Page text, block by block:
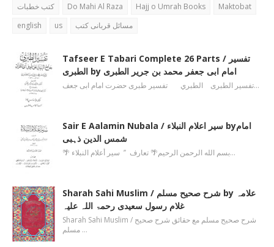
کتب خطبات
Do Mahi Al Raza Hajj o Umrah Books
Maktobat
english
us مسائل قربانی کتب
Tafseer E Tabari Complete 26 Parts / تفسیر
الطبری by امام ابی جعفر محمد بن جریر الطبری
تفسیر الطبری الطبري تفسیر طبری حضرت امام ابی جعف…
Sair E Aalamin Nubala / سیر اعلام النبلاء byامام
شمس الدین ذہبی
🌴 بسم الله الرحمن الرحیم🌴 تعارف ’’ سیر أعلام النبلاء…
Sharah Sahi Muslim / شرح صحیح مسلم by علامہ
غلام رسول سعیدی رحمۃ اللہ علیہ
Sharah Sahi Muslim / شرح صحیح مسلم مع حقائق شرح صحیح
مسلم …